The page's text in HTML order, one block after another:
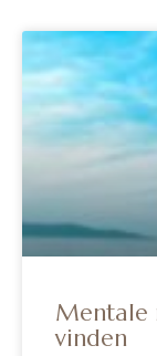
Mentale
vinden